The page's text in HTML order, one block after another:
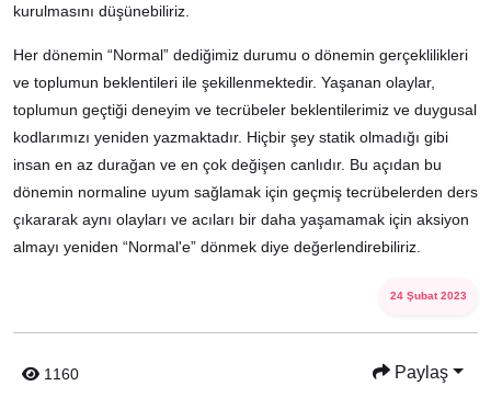
kurulmasını düşünebiliriz.
Her dönemin “Normal” dediğimiz durumu o dönemin gerçeklilikleri
ve toplumun beklentileri ile şekillenmektedir. Yaşanan olaylar,
toplumun geçtiği deneyim ve tecrübeler beklentilerimiz ve duygusal
kodlarımızı yeniden yazmaktadır. Hiçbir şey statik olmadığı gibi
insan en az durağan ve en çok değişen canlıdır. Bu açıdan bu
dönemin normaline uyum sağlamak için geçmiş tecrübelerden ders
çıkararak aynı olayları ve acıları bir daha yaşamamak için aksiyon
almayı yeniden “Normal'e” dönmek diye değerlendirebiliriz.
24 Şubat 2023
1160 Paylaş